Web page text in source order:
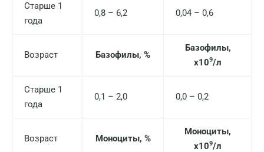
Старше 1
года
0,8 – 6,2 0,04 – 0,6
Возраст Базофилы, %
Базофилы,
х109/л
Старше 1
года
0,1 – 2,0 0,0 – 0,2
Возраст Моноциты, %
Моноциты,
х109/л
Волжский
Воронеж
Гатчина